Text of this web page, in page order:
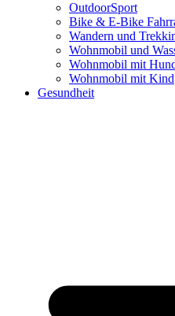
OutdoorSport
Bike & E-Bike
Wandern und
Wohnmobil und
Wohnmobil mit
Wohnmobil mit Kind
Gesundheit